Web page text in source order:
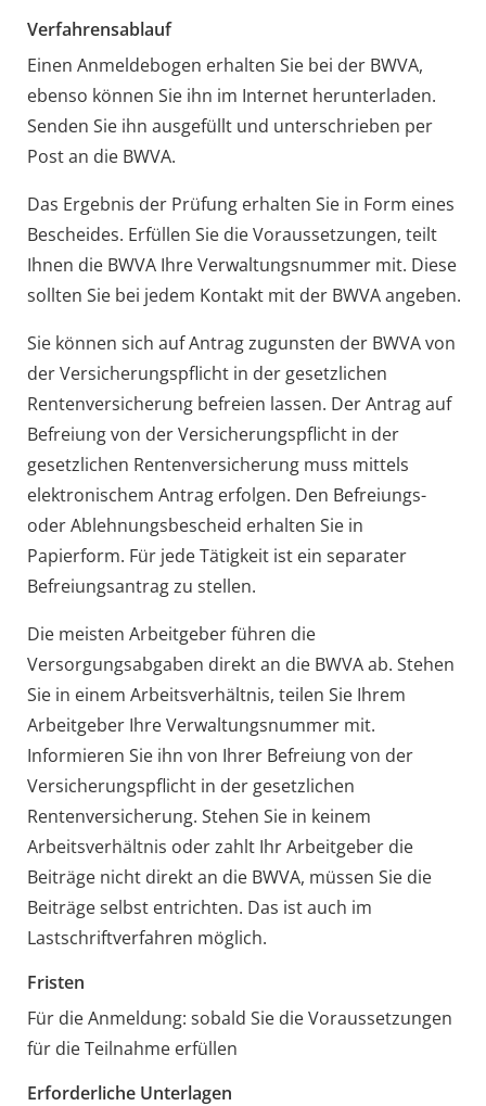
Verfahrensablauf
Einen Anmeldebogen erhalten Sie bei der BWVA,
ebenso können Sie ihn im Internet herunterladen.
Senden Sie ihn ausgefüllt und unterschrieben per
Post an die BWVA.
Das Ergebnis der Prüfung erhalten Sie in Form eines
Bescheides. Erfüllen Sie die Voraussetzungen, teilt
Ihnen die BWVA Ihre Verwaltungsnummer mit. Diese
sollten Sie bei jedem Kontakt mit der BWVA angeben.
Sie können sich auf Antrag zugunsten der BWVA von
der Versicherungspflicht in der gesetzlichen
Rentenversicherung befreien lassen. Der Antrag auf
Befreiung von der Versicherungspflicht in der
gesetzlichen Rentenversicherung muss mittels
elektronischem Antrag erfolgen. Den Befreiungs-
oder Ablehnungsbescheid erhalten Sie in
Papierform. Für jede Tätigkeit ist ein separater
Befreiungsantrag zu stellen.
Die meisten Arbeitgeber führen die
Versorgungsabgaben direkt an die BWVA ab. Stehen
Sie in einem Arbeitsverhältnis, teilen Sie Ihrem
Arbeitgeber Ihre Verwaltungsnummer mit.
Informieren Sie ihn von Ihrer Befreiung von der
Versicherungspflicht in der gesetzlichen
Rentenversicherung. Stehen Sie in keinem
Arbeitsverhältnis oder zahlt Ihr Arbeitgeber die
Beiträge nicht direkt an die BWVA, müssen Sie die
Beiträge selbst entrichten. Das ist auch im
Lastschriftverfahren möglich.
Fristen
Für die Anmeldung: sobald Sie die Voraussetzungen
für die Teilnahme erfüllen
Erforderliche Unterlagen